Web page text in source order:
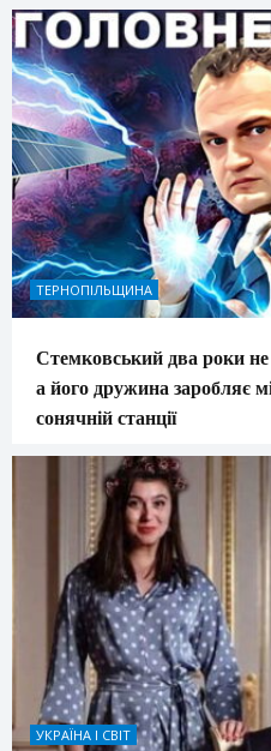
ТЕРНОПІЛЬЩИНА
Стемковський два роки
а його дружина заробляє
сонячній станції
УКРАЇНА І СВІТ